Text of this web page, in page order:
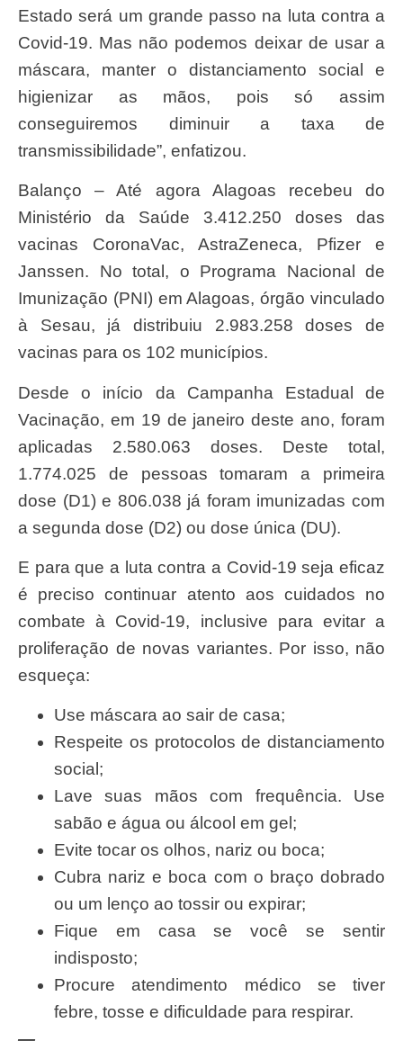
Estado será um grande passo na luta contra a
Covid-19. Mas não podemos deixar de usar a
máscara, manter o distanciamento social e
higienizar as mãos, pois só assim
conseguiremos diminuir a taxa de
transmissibilidade”, enfatizou.
Balanço – Até agora Alagoas recebeu do
Ministério da Saúde 3.412.250 doses das
vacinas CoronaVac, AstraZeneca, Pfizer e
Janssen. No total, o Programa Nacional de
Imunização (PNI) em Alagoas, órgão vinculado
à Sesau, já distribuiu 2.983.258 doses de
vacinas para os 102 municípios.
Desde o início da Campanha Estadual de
Vacinação, em 19 de janeiro deste ano, foram
aplicadas 2.580.063 doses. Deste total,
1.774.025 de pessoas tomaram a primeira
dose (D1) e 806.038 já foram imunizadas com
a segunda dose (D2) ou dose única (DU).
E para que a luta contra a Covid-19 seja eficaz
é preciso continuar atento aos cuidados no
combate à Covid-19, inclusive para evitar a
proliferação de novas variantes. Por isso, não
esqueça:
Use máscara ao sair de casa;
Respeite os protocolos de distanciamento
social;
Lave suas mãos com frequência. Use
sabão e água ou álcool em gel;
Evite tocar os olhos, nariz ou boca;
Cubra nariz e boca com o braço dobrado
ou um lenço ao tossir ou expirar;
Fique em casa se você se sentir
indisposto;
Procure atendimento médico se tiver
febre, tosse e dificuldade para respirar.
—